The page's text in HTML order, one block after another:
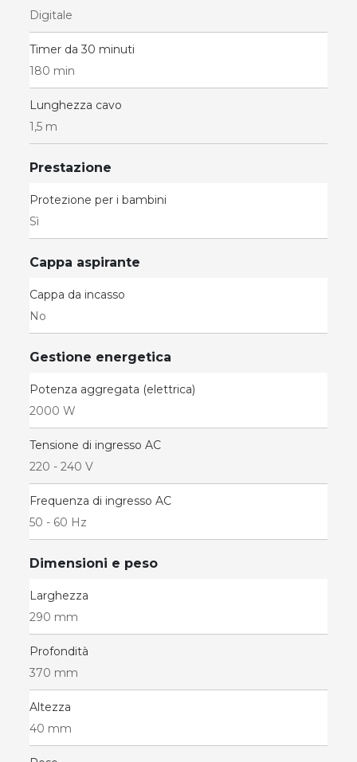
Digitale
Timer da 30 minuti
180 min
Lunghezza cavo
1,5 m
Prestazione
Protezione per i bambini
Sì
Cappa aspirante
Cappa da incasso
No
Gestione energetica
Potenza aggregata (elettrica)
2000 W
Tensione di ingresso AC
220 - 240 V
Frequenza di ingresso AC
50 - 60 Hz
Dimensioni e peso
Larghezza
290 mm
Profondità
370 mm
Altezza
40 mm